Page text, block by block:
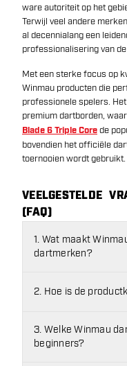
ware autoriteit op het
Terwijl veel andere
al decennialang een
professionalisering van
Met een sterke focus op
Winmau producten die
professionele spelers.
premium dartborden,
Blade 6 Triple Corede
bovendien het officiële
toernooien wordt gebruikt.
VEELGESTELDE
(FAQ)
1. Wat maakt
dartmerken?
2. Hoe is de
3. Welke Winmau
beginners?